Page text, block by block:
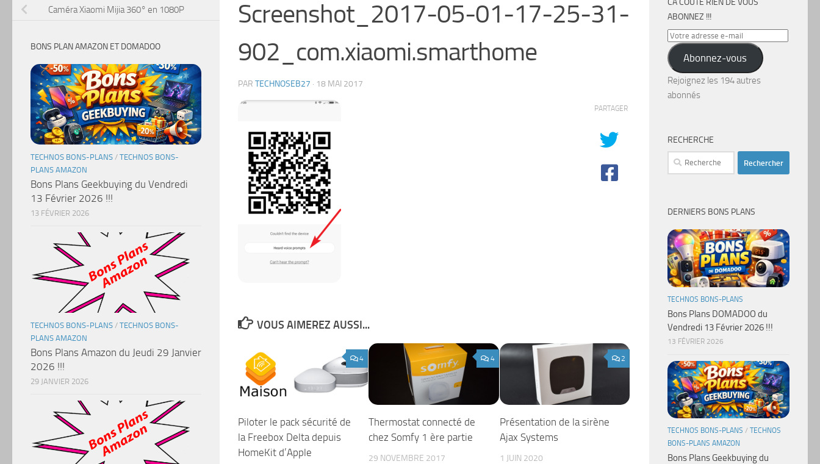
Screenshot_2017-05-01-17-25-31-
902_com.xiaomi.smarthome
PAR TECHNOSEB27 · 18 MAI 2017
PARTAGER
VOUS AIMEREZ AUSSI...
4
Piloter le pack sécurité de
la Freebox Delta depuis
HomeKit d’Apple
4
Thermostat connecté de
chez Somfy 1 ère partie
29 NOVEMBRE 2017
2
Présentation de la sirène
Ajax Systems
1 JUIN 2020
Caméra Xiaomi Mijia 360° en 1080P
BONS PLAN AMAZON ET DOMADOO
TECHNOS BONS-PLANS / TECHNOS BONS-
PLANS AMAZON
Bons Plans Geekbuying du Vendredi
13 Février 2026 !!!
13 FÉVRIER 2026
TECHNOS BONS-PLANS / TECHNOS BONS-
PLANS AMAZON
Bons Plans Amazon du Jeudi 29 Janvier
2026 !!!
29 JANVIER 2026
CA COÛTE RIEN DE VOUS
ABONNEZ !!!
Votre
adresse
e-
mail
Abonnez-vous
Rejoignez les 194 autres
abonnés
RECHERCHE
Rechercher :
DERNIERS BONS PLANS
TECHNOS BONS-PLANS
Bons Plans DOMADOO du
Vendredi 13 Février 2026 !!!
13 FÉVRIER 2026
TECHNOS BONS-PLANS / TECHNOS
BONS-PLANS AMAZON
Bons Plans Geekbuying du